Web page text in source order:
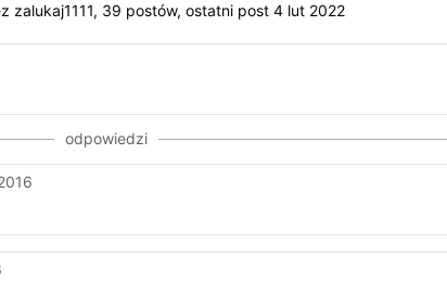
zalukaj1111, 39 postów, ostatni post 4 lut 2022